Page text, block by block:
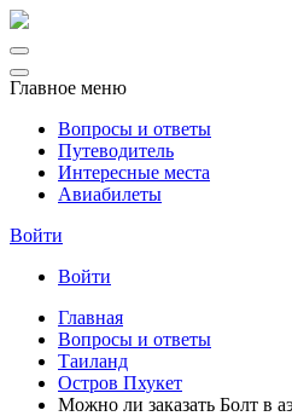
Главное меню
Вопросы и ответы
Путеводитель
Интересные места
Авиабилеты
Войти
Войти
Главная
Вопросы и ответы
Таиланд
Остров Пхукет
Можно ли заказать Болт в